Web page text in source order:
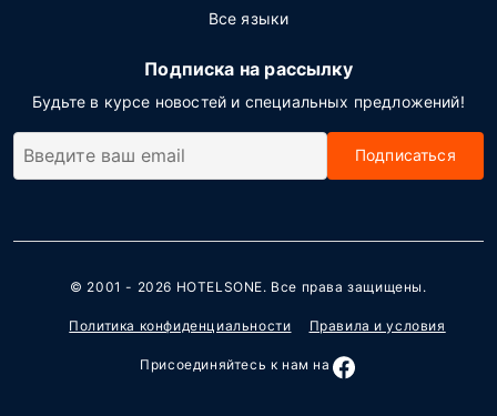
Все языки
Подписка на рассылку
Будьте в курсе новостей и специальных предложений!
Подписаться
© 2001 - 2026 HOTELSONE. Все права защищены.
Политика конфиденциальности Правила и условия
Присоединяйтесь к нам на